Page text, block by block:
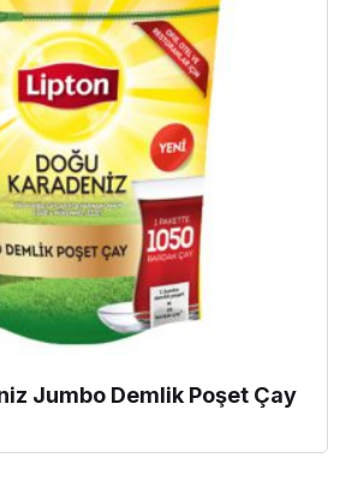
Jumbo Demlik Poşet Çay